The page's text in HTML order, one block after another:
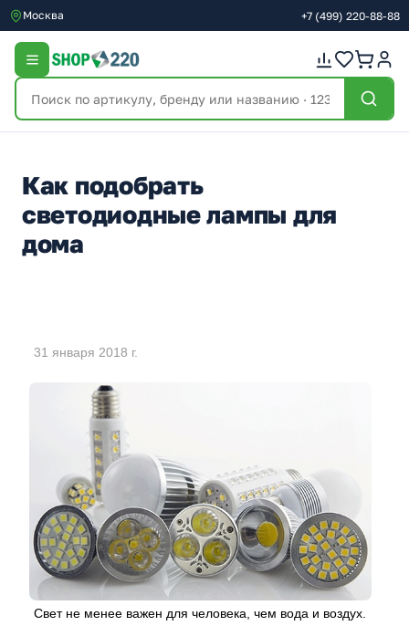
Москва +7 (499) 220-88-88
Как подобрать
светодиодные лампы для
дома
31 января 2018 г.
Свет не менее важен для человека, чем вода и воздух.